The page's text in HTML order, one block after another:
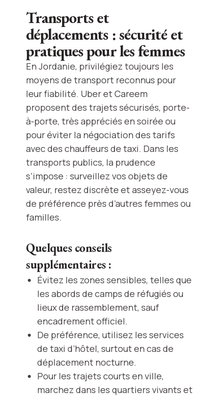
Transports et
déplacements : sécurité et
pratiques pour les femmes
En Jordanie, privilégiez toujours les
moyens de transport reconnus pour
leur fiabilité. Uber et Careem
proposent des trajets sécurisés, porte-
à-porte, très appréciés en soirée ou
pour éviter la négociation des tarifs
avec des chauffeurs de taxi. Dans les
transports publics, la prudence
s’impose : surveillez vos objets de
valeur, restez discrète et asseyez-vous
de préférence près d’autres femmes ou
familles.
Quelques conseils
supplémentaires :
Évitez les zones sensibles, telles que
les abords de camps de réfugiés ou
lieux de rassemblement, sauf
encadrement officiel.
De préférence, utilisez les services
de taxi d’hôtel, surtout en cas de
déplacement nocturne.
Pour les trajets courts en ville,
marchez dans les quartiers vivants et